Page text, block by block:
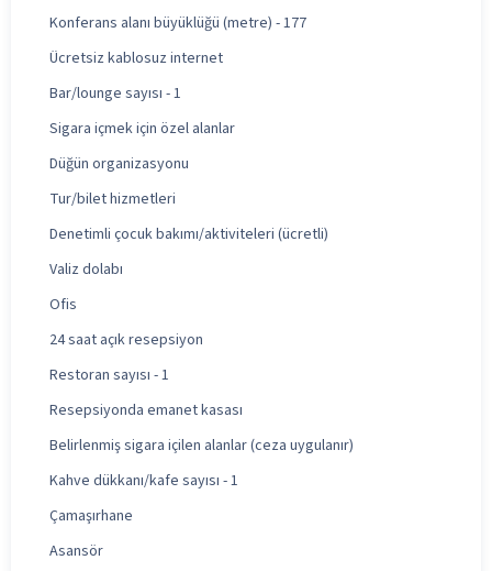
Konferans alanı büyüklüğü (metre) - 177
Ücretsiz kablosuz internet
Bar/lounge sayısı - 1
Sigara içmek için özel alanlar
Düğün organizasyonu
Tur/bilet hizmetleri
Denetimli çocuk bakımı/aktiviteleri (ücretli)
Valiz dolabı
Ofis
24 saat açık resepsiyon
Restoran sayısı - 1
Resepsiyonda emanet kasası
Belirlenmiş sigara içilen alanlar (ceza uygulanır)
Kahve dükkanı/kafe sayısı - 1
Çamaşırhane
Asansör